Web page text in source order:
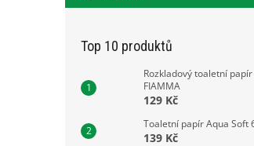
Top 10 produktů
Rozkladový toaletní papír
FIAMMA
129 Kč
Toaletní papír Aqua Soft
139 Kč